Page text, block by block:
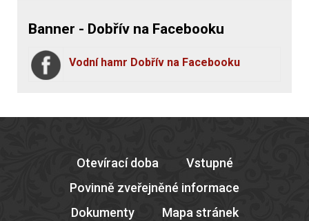
Banner - Dobřív na Facebooku
Vodní hamr Dobřív na Facebooku
Otevírací doba
Vstupné
Povinně zveřejněné informace
Dokumenty
Mapa stránek